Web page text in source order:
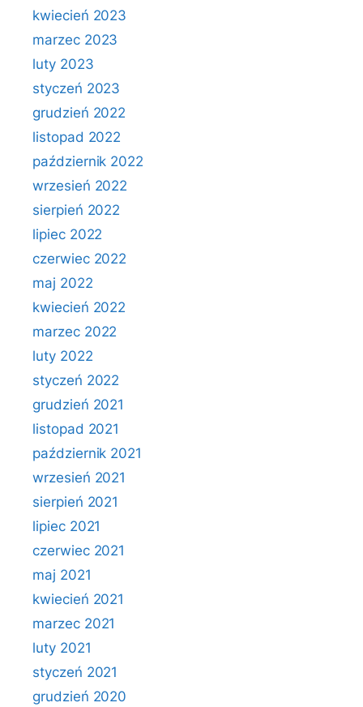
kwiecień 2023
marzec 2023
luty 2023
styczeń 2023
grudzień 2022
listopad 2022
październik 2022
wrzesień 2022
sierpień 2022
lipiec 2022
czerwiec 2022
maj 2022
kwiecień 2022
marzec 2022
luty 2022
styczeń 2022
grudzień 2021
listopad 2021
październik 2021
wrzesień 2021
sierpień 2021
lipiec 2021
czerwiec 2021
maj 2021
kwiecień 2021
marzec 2021
luty 2021
styczeń 2021
grudzień 2020